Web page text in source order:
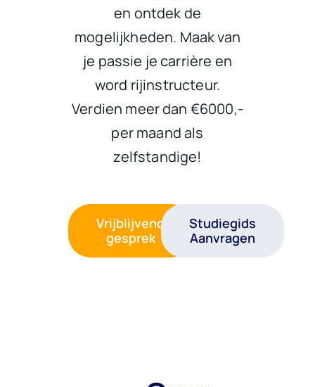
en ontdek de
mogelijkheden. Maak van
je passie je carrière en
word rijinstructeur.
Verdien meer dan €6000,-
per maand als
zelfstandige!
Vrijblijvend
gesprek
Studiegids
Aanvragen